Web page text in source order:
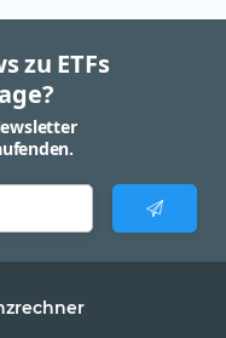
zu ETFs